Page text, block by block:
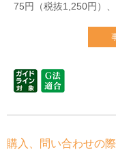
75円（税抜1,250円）
購入、問い合わせの